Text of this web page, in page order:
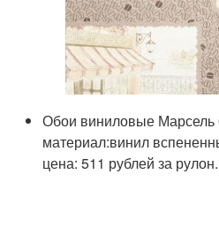
Обои виниловые Марсель
материал:винил
цена: 511 рублей за рулон.